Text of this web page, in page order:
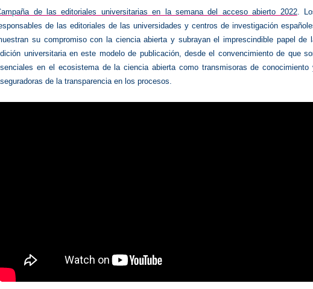
de las editoriales universitarias en la semana del acceso abierto 2022.
de las editoriales de las universidades y centros de investigación
su compromiso con la ciencia abierta y subrayan el imprescindible papel de
universitaria en este modelo de publicación, desde el convencimiento de que
en el ecosistema de la ciencia abierta como transmisoras de conocimiento
de la transparencia en los procesos.